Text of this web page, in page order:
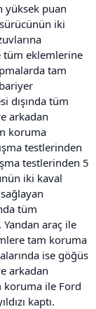
yüksek puan
iki
tüm eklemlerine
tam
dışında tüm
arkadan
koruma
testlerinden
testlerinden 5
iki kaval
tüm
araç ile
tam koruma
ise göğüs
arkadan
koruma ile Ford
kaptı.